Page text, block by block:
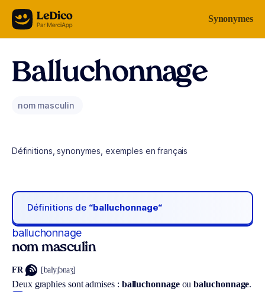
Aller au contenu Synonymes
Balluchonnage
nom masculin
Définitions, synonymes, exemples en français
Définitions de “balluchonnage“
balluchonnage
nom masculin
FR [balyʃɔnaʒ]
Deux graphies sont admises : balluchonnageoubaluchonnage.